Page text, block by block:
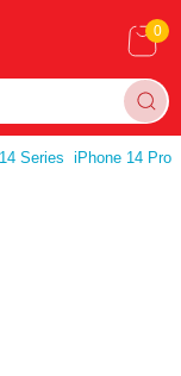
0
Series iPhone 14 Pro